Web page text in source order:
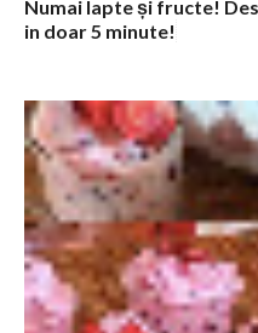
Numai lapte și fructe!
in doar 5 minute!